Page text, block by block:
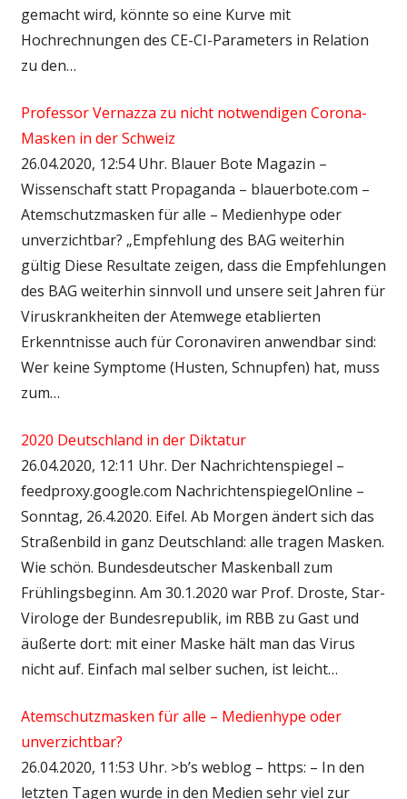
gemacht wird, könnte so eine Kurve mit
Hochrechnungen des CE-CI-Parameters in Relation
zu den…
Professor Vernazza zu nicht notwendigen Corona-
Masken in der Schweiz
26.04.2020, 12:54 Uhr. Blauer Bote Magazin –
Wissenschaft statt Propaganda – blauerbote.com –
Atemschutzmasken für alle – Medienhype oder
unverzichtbar? „Empfehlung des BAG weiterhin
gültig Diese Resultate zeigen, dass die Empfehlungen
des BAG weiterhin sinnvoll und unsere seit Jahren für
Viruskrankheiten der Atemwege etablierten
Erkenntnisse auch für Coronaviren anwendbar sind:
Wer keine Symptome (Husten, Schnupfen) hat, muss
zum…
2020 Deutschland in der Diktatur
26.04.2020, 12:11 Uhr. Der Nachrichtenspiegel –
feedproxy.google.com NachrichtenspiegelOnline –
Sonntag, 26.4.2020. Eifel. Ab Morgen ändert sich das
Straßenbild in ganz Deutschland: alle tragen Masken.
Wie schön. Bundesdeutscher Maskenball zum
Frühlingsbeginn. Am 30.1.2020 war Prof. Droste, Star-
Virologe der Bundesrepublik, im RBB zu Gast und
äußerte dort: mit einer Maske hält man das Virus
nicht auf. Einfach mal selber suchen, ist leicht…
Atemschutzmasken für alle – Medienhype oder
unverzichtbar?
26.04.2020, 11:53 Uhr. >b’s weblog – https: – In den
letzten Tagen wurde in den Medien sehr viel zur